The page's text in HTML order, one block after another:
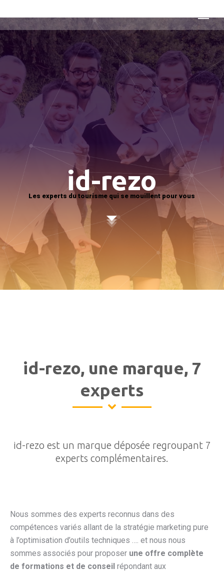
id-rezo
Les experts du tourisme qui se mouillent pour vous
id-rezo, une marque, 7
experts
id-rezo est un marque déposée regroupant 7
experts complémentaires.
Nous sommes des experts reconnus dans des
compétences variés allant de la stratégie marketing pure
à l’optimisation d’outils techniques …. et nous nous
sommes associés pour proposer une offre complète
de formations et de conseil répondant aux